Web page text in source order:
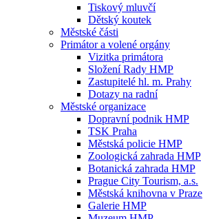
Tiskový mluvčí
Dětský koutek
Městské části
Primátor a volené orgány
Vizitka primátora
Složení Rady HMP
Zastupitelé hl. m. Prahy
Dotazy na radní
Městské organizace
Dopravní podnik HMP
TSK Praha
Městská policie HMP
Zoologická zahrada HMP
Botanická zahrada HMP
Prague City Tourism, a.s.
Městská knihovna v Praze
Galerie HMP